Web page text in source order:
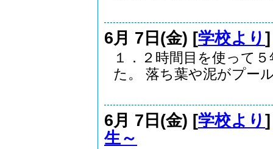
6月 7日(金) [学校より
１．２時間目を使って
た。 落ち葉や泥がプー
6月 7日(金) [学校より
生～